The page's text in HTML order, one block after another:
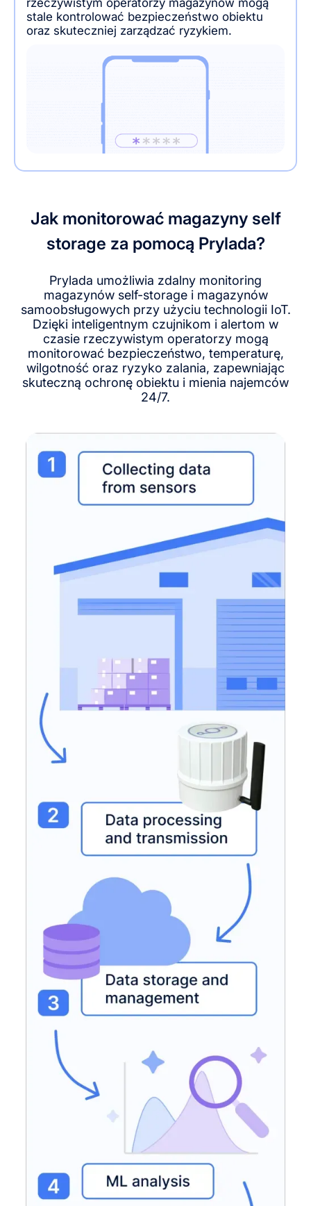
rzeczywistym operatorzy magazynów mogą
stale kontrolować bezpieczeństwo obiektu
oraz skuteczniej zarządzać ryzykiem.
Jak monitorować magazyny self
storage za pomocą Prylada?
Prylada umożliwia zdalny monitoring
magazynów self-storage i magazynów
samoobsługowych przy użyciu technologii IoT.
Dzięki inteligentnym czujnikom i alertom w
czasie rzeczywistym operatorzy mogą
monitorować bezpieczeństwo, temperaturę,
wilgotność oraz ryzyko zalania, zapewniając
skuteczną ochronę obiektu i mienia najemców
24/7.